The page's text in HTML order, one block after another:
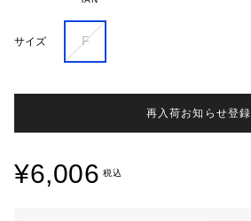
サイズ F
再入荷お知らせ登録
¥6,006 税込